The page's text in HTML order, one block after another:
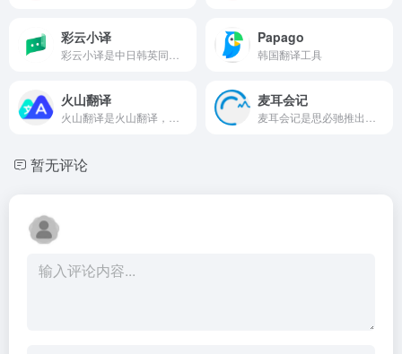
彩云小译 Papago
韩国翻译工具
火山翻译 麦耳会记
暂无评论